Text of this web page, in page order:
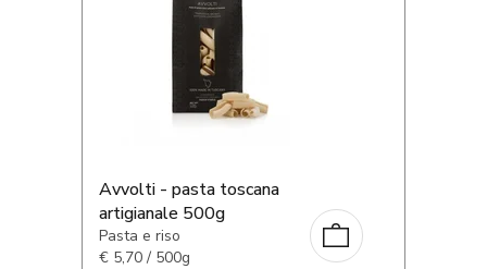
Avvolti - pasta toscana
artigianale 500g
Pasta e riso
€ 5,70 / 500g